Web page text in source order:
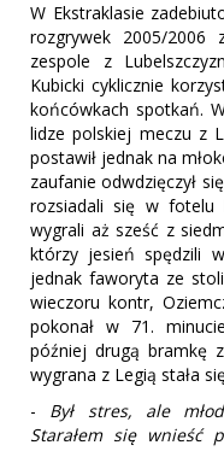
W Ekstraklasie
rozgrywek 2005/
zespole z
Kubicki cyklicznie
końcówkach spotkań.
lidze polskiej meczu z
postawił jednak na
zaufanie odwdzięczył
rozsiadali się w fotelu
wygrali aż sześć z
którzy jesień spędzili
jednak faworyta ze
wieczoru kontr,
pokonał w 71.
później drugą bramkę
wygrana z Legią stała
- Był stres, ale
Starałem się wnieść